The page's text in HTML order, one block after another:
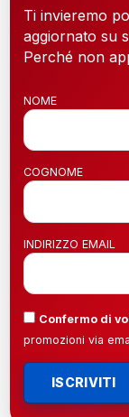
Ti invieremo
aggiornato su
Perché non
NOME
COGNOME
INDIRIZZO EMAIL
Confermo di
promozioni via
ISCRIVITI